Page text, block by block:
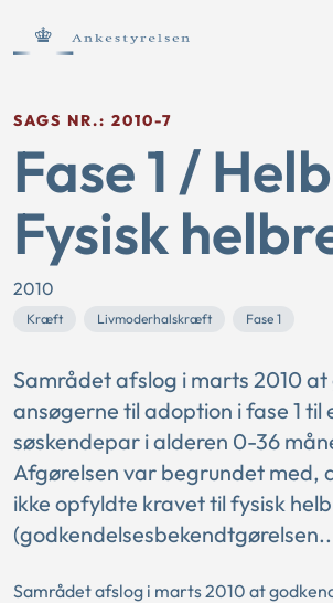
SAGS NR.: 2010-7
Fase 1 /
Fysisk
2010
Kræft Livmoderhalskræft Fase 1
Samrådet afslog i marts 2010
ansøgerne til adoption i fase 1 til
søskendepar i alderen 0-36
Afgørelsen var begrundet med,
ikke opfyldte kravet til fysisk
Samrådet afslog i marts 2010 at